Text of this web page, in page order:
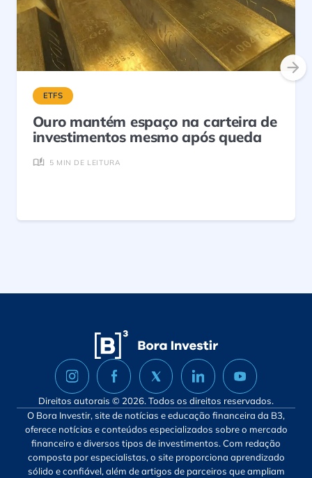
ETFS
Ouro mantém espaço na carteira de
investimentos mesmo após queda
5 MIN DE LEITURA
Direitos autorais © 2026. Todos os direitos reservados.
O Bora Investir, site de notícias e educação financeira da B3,
oferece notícias e conteúdos especializados sobre o mercado
financeiro e diversos tipos de investimentos. Com redação
composta por especialistas, o site proporciona aprendizado
sólido e confiável, além de artigos de parceiros que ampliam